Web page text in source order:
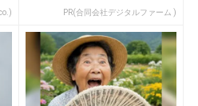
PR(合同会社デジタルファーム )